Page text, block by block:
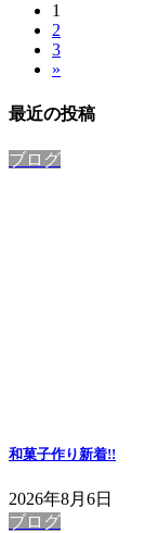
ペ
ー
固
定
ペ
ー
ジ
1
固
定
ペ
ジ
2
固
定
ー
3
»
最近の投稿
ブログ
和菓子作り新着!!
2026年8月6日
ブログ